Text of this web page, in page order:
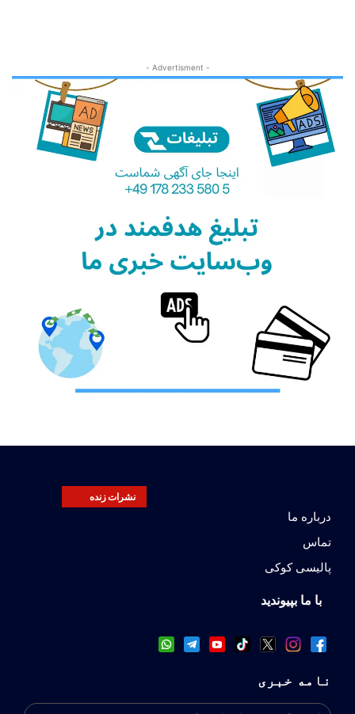
- Advertisment -
نشرات زنده
درباره ما
تماس
پالیسی کوکی
با ما بپیوندید
نامه خبری